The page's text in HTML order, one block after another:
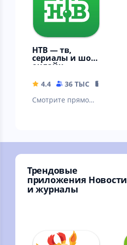
НТВ — тв,
сериалы и шоу
онлайн
4.4 36 ТЫС
Смотрите прямой
Трендовые
приложения Новости
и журналы